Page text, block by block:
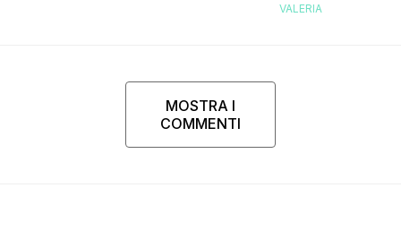
VALERIA
MOSTRA I
COMMENTI